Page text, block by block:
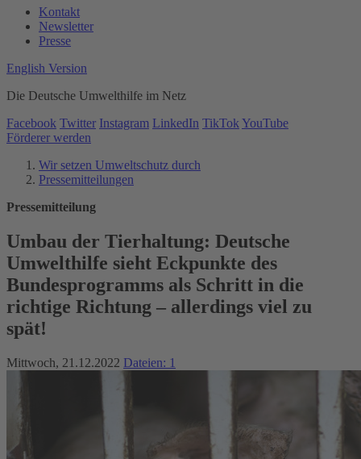
Kontakt
Newsletter
Presse
English Version
Die Deutsche Umwelthilfe im Netz
Facebook Twitter Instagram LinkedIn TikTok YouTube
Förderer werden
Wir setzen Umweltschutz durch
Pressemitteilungen
Pressemitteilung
Umbau der Tierhaltung: Deutsche
Umwelthilfe sieht Eckpunkte des
Bundesprogramms als Schritt in die
richtige Richtung – allerdings viel zu
spät!
Mittwoch, 21.12.2022 Dateien: 1